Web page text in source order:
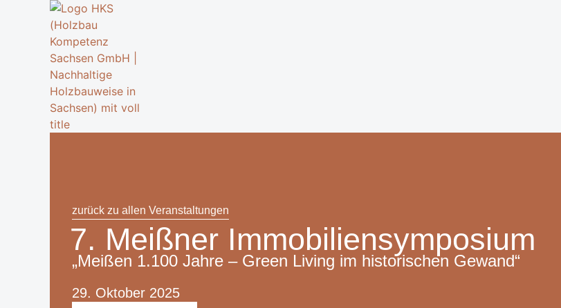
zurück zu allen Veranstaltungen
7. Meißner Immobiliensymposium
„Meißen 1.100 Jahre – Green Living im historischen Gewand“
29. Oktober 2025